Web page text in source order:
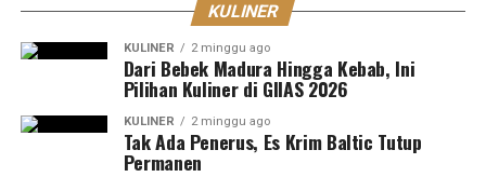
KULINER
KULINER 2 minggu ago
Dari Bebek Madura Hingga Kebab, Ini
Pilihan Kuliner di GIIAS 2026
KULINER 2 minggu ago
Tak Ada Penerus, Es Krim Baltic Tutup
Permanen